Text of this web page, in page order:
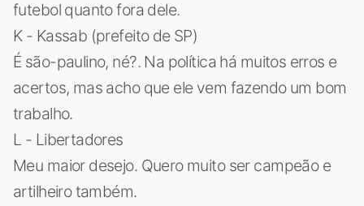
futebol quanto fora dele.
K - Kassab (prefeito de SP)
É são-paulino, né?. Na política há muitos erros e
acertos, mas acho que ele vem fazendo um bom
trabalho.
L - Libertadores
Meu maior desejo. Quero muito ser campeão e
artilheiro também.